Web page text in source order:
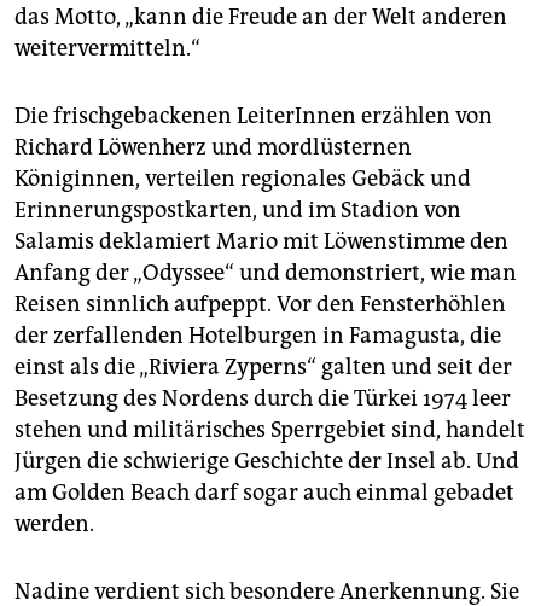
das Motto, „kann die Freude an der Welt anderen
weitervermitteln.“
Die frischgebackenen LeiterInnen erzählen von
Richard Löwenherz und mordlüsternen
Königinnen, verteilen regionales Gebäck und
Erinnerungspostkarten, und im Stadion von
Salamis deklamiert Mario mit Löwenstimme den
Anfang der „Odyssee“ und demons­triert, wie man
Reisen sinnlich aufpeppt. Vor den Fensterhöhlen
der zerfallenden Hotelburgen in Famagusta, die
einst als die „Riviera Zyperns“ galten und seit der
Besetzung des Nordens durch die Türkei 1974 leer
stehen und militärisches Sperrgebiet sind, handelt
Jürgen die schwierige Geschichte der Insel ab. Und
am Golden Beach darf sogar auch einmal gebadet
werden.
Nadine verdient sich besondere Anerkennung. Sie